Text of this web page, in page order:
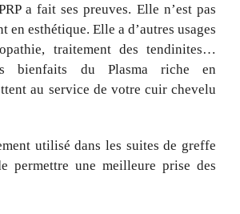
a fait ses preuves. Elle n’est pas
en esthétique. Elle a d’autres usages
traitement des tendinites…
bienfaits du Plasma riche en
au service de votre cuir chevelu
utilisé dans les suites de greffe
permettre une meilleure prise des